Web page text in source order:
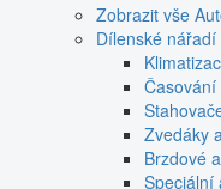
Zobrazit vše
Dílenské nářadí
Zvedáky
Brzdové
Speciální